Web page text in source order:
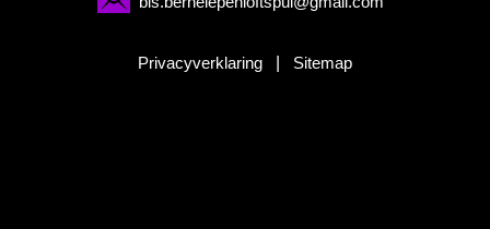
Privacyverklaring Sitemap